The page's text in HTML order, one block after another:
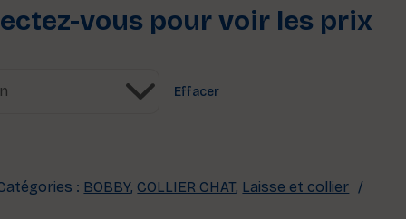
vous pour voir les prix
Effacer
: BOBBY, COLLIER CHAT, Laisse et collier